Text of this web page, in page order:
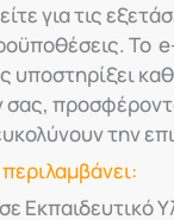
για τις
Το
υποστηρίξει
την
Εκπαιδευτικό